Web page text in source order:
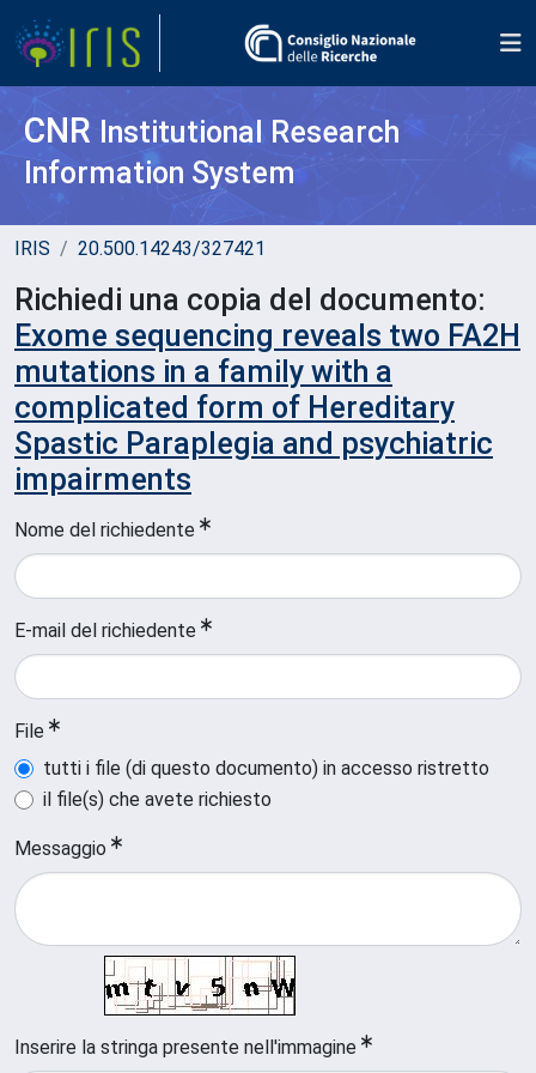
CNR Institutional Research
Information System
IRIS 20.500.14243/327421
Richiedi una copia del documento:
Exome sequencing reveals two FA2H
mutations in a family with a
complicated form of Hereditary
Spastic Paraplegia and psychiatric
impairments
Nome del richiedente
E-mail del richiedente
File
tutti i file (di questo documento) in accesso ristretto
il file(s) che avete richiesto
Messaggio
Inserire la stringa presente nell'immagine